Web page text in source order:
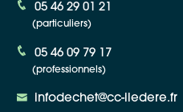
05 46 29 01 21
(particuliers)
05 46 09 79 17
(professionnels)
infodechet@cc-iledere.fr